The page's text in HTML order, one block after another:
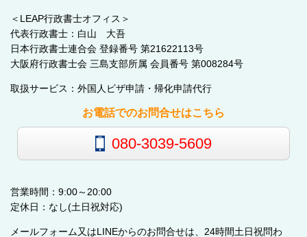
＜LEAP行政書士オフィス＞
代表行政書士：白山 大吾
日本行政書士連合会 登録番号 第21622113号
大阪府行政書士会 三島支部所属 会員番号 第008284号
取扱サービス：外国人ビザ申請・帰化申請代行
お電話でのお問合せはこちら
080-3039-5609
営業時間：9:00～20:00
定休日：なし(土日祝対応)
メールフォーム又はLINEからのお問合せは、24時間土日祝問わ